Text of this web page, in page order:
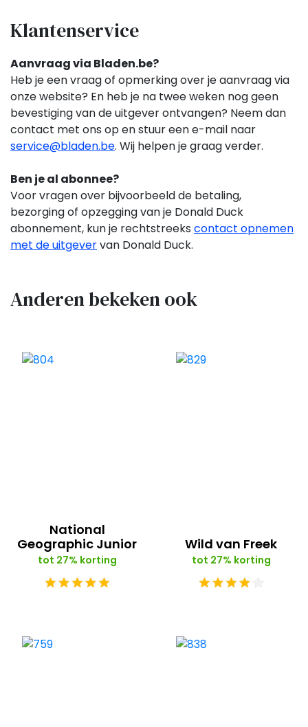
Klantenservice
Aanvraag via Bladen.be?
Heb je een vraag of opmerking over je aanvraag via
onze website? En heb je na twee weken nog geen
bevestiging van de uitgever ontvangen? Neem dan
contact met ons op en stuur een e-mail naar
service@bladen.be. Wij helpen je graag verder.
Ben je al abonnee?
Voor vragen over bijvoorbeeld de betaling,
bezorging of opzegging van je Donald Duck
abonnement, kun je rechtstreeks contact opnemen
met de uitgevervan Donald Duck.
Anderen bekeken ook
National
Geographic Junior
tot 27% korting
Wild van Freek
tot 27% korting